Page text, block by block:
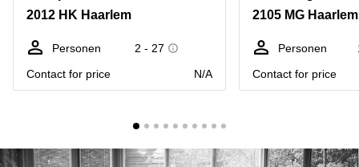
Hengelo
Hilversum
Hoofddorp
Tiel
Reeuwijk
Business
Arnhem
Westpoort
2012 HK Haarlem
Personen
2 - 27
Contact for price
N/A
2105 MG Haarlem
Personen
Contact for price